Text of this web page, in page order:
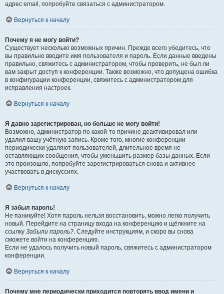
адрес email, попробуйте связаться с администратором.
Вернуться к началу
Почему я не могу войти?
Существует несколько возможных причин. Прежде всего убедитесь, что
вы правильно вводите имя пользователя и пароль. Если данные введены
правильно, свяжитесь с администратором, чтобы проверить, не был ли
вам закрыт доступ к конференции. Также возможно, что допущена ошибка
в конфигурации конференции, свяжитесь с администратором для
исправления настроек.
Вернуться к началу
Я давно зарегистрирован, но больше не могу войти!
Возможно, администратор по какой-то причине деактивировал или
удалил вашу учётную запись. Кроме того, многие конференции
периодически удаляют пользователей, длительное время не
оставляющих сообщения, чтобы уменьшить размер базы данных. Если
это произошло, попробуйте зарегистрироваться снова и активнее
участвовать в дискуссиях.
Вернуться к началу
Я забыл пароль!
Не паникуйте! Хотя пароль нельзя восстановить, можно легко получить
новый. Перейдите на страницу входа на конференцию и щёлкните на
ссылку Забыли пароль?. Следуйте инструкциям, и скоро вы снова
сможете войти на конференцию.
Если не удалось получить новый пароль, свяжитесь с администратором
конференции.
Вернуться к началу
Почему мне периодически приходится повторять ввод имени и